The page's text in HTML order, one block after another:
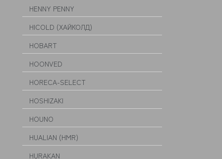
HENNY PENNY
HICOLD (ХАЙКОЛД)
HOBART
HOONVED
HORECA-SELECT
HOSHIZAKI
HOUNO
HUALIAN (HMR)
HURAKAN